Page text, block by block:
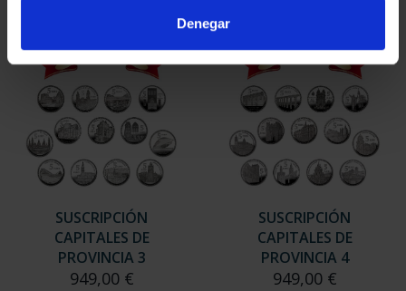
Denegar
SUSCRIPCIÓN
CAPITALES DE
PROVINCIA 3
949,00 €
SUSCRIPCIÓN
CAPITALES DE
PROVINCIA 4
949,00 €